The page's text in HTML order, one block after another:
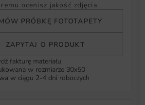
ocenisz jakość zdjęcia.
PRÓBKĘ FOTOTAPETY
ZAPYTAJ O PRODUKT
fakturę materiału
w rozmiarze 30x50
w ciągu 2-4 dni roboczych